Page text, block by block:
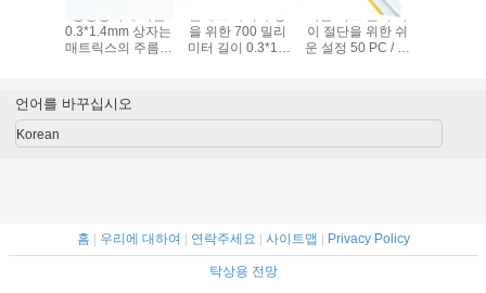
0.3*1.4mm 상자는
매트릭스의 주름을
합니다
을 위한 700 밀리
미터 길이 0.3*1.3
카톤 박스 판지 다
이 절단을 위한 쉬
운 설정 50 PC / 박
언어를 바꾸십시오
Korean
홈 우리에 대하여 연락주세요 사이트맵 Privacy Policy
탁상용 전망